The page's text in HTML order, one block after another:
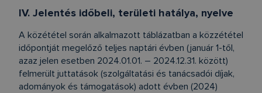
IV. Jelentés időbeli, területi hatálya, nyelve
A közététel során alkalmazott táblázatban a közzététel
időpontját megelőző teljes naptári évben (január 1-től,
azaz jelen esetben 2024.01.01. – 2024.12.31. között)
felmerült juttatások (szolgáltatási és tanácsadói díjak,
adományok és támogatások) adott évben (2024)